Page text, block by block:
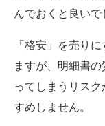
んでおくと良いで
「格安」を売り
ますが、明細書
ってしまうリス
すめしません。